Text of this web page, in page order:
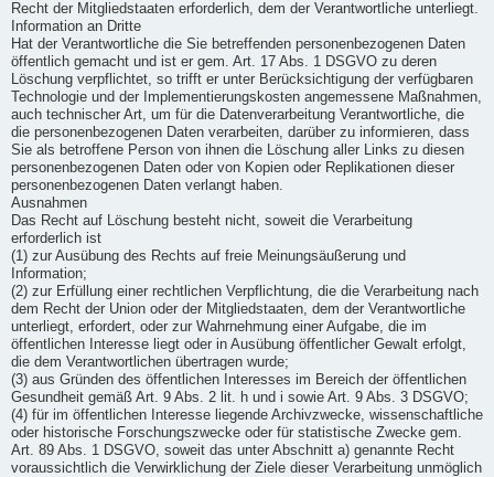
Recht der Mitgliedstaaten erforderlich, dem der Verantwortliche unterliegt.
Information an Dritte
Hat der Verantwortliche die Sie betreffenden personenbezogenen Daten
öffentlich gemacht und ist er gem. Art. 17 Abs. 1 DSGVO zu deren
Löschung verpflichtet, so trifft er unter Berücksichtigung der verfügbaren
Technologie und der Implementierungskosten angemessene Maßnahmen,
auch technischer Art, um für die Datenverarbeitung Verantwortliche, die
die personenbezogenen Daten verarbeiten, darüber zu informieren, dass
Sie als betroffene Person von ihnen die Löschung aller Links zu diesen
personenbezogenen Daten oder von Kopien oder Replikationen dieser
personenbezogenen Daten verlangt haben.
Ausnahmen
Das Recht auf Löschung besteht nicht, soweit die Verarbeitung
erforderlich ist
(1) zur Ausübung des Rechts auf freie Meinungsäußerung und
Information;
(2) zur Erfüllung einer rechtlichen Verpflichtung, die die Verarbeitung nach
dem Recht der Union oder der Mitgliedstaaten, dem der Verantwortliche
unterliegt, erfordert, oder zur Wahrnehmung einer Aufgabe, die im
öffentlichen Interesse liegt oder in Ausübung öffentlicher Gewalt erfolgt,
die dem Verantwortlichen übertragen wurde;
(3) aus Gründen des öffentlichen Interesses im Bereich der öffentlichen
Gesundheit gemäß Art. 9 Abs. 2 lit. h und i sowie Art. 9 Abs. 3 DSGVO;
(4) für im öffentlichen Interesse liegende Archivzwecke, wissenschaftliche
oder historische Forschungszwecke oder für statistische Zwecke gem.
Art. 89 Abs. 1 DSGVO, soweit das unter Abschnitt a) genannte Recht
voraussichtlich die Verwirklichung der Ziele dieser Verarbeitung unmöglich